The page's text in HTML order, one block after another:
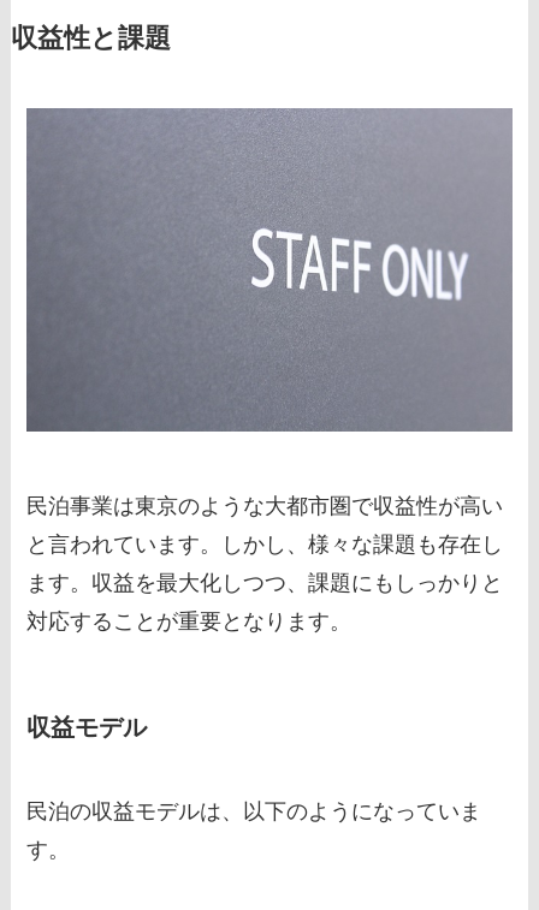
収益性と課題
民泊事業は東京のような大都市圏で収益性が高い
と言われています。しかし、様々な課題も存在し
ます。収益を最大化しつつ、課題にもしっかりと
対応することが重要となります。
収益モデル
民泊の収益モデルは、以下のようになっていま
す。